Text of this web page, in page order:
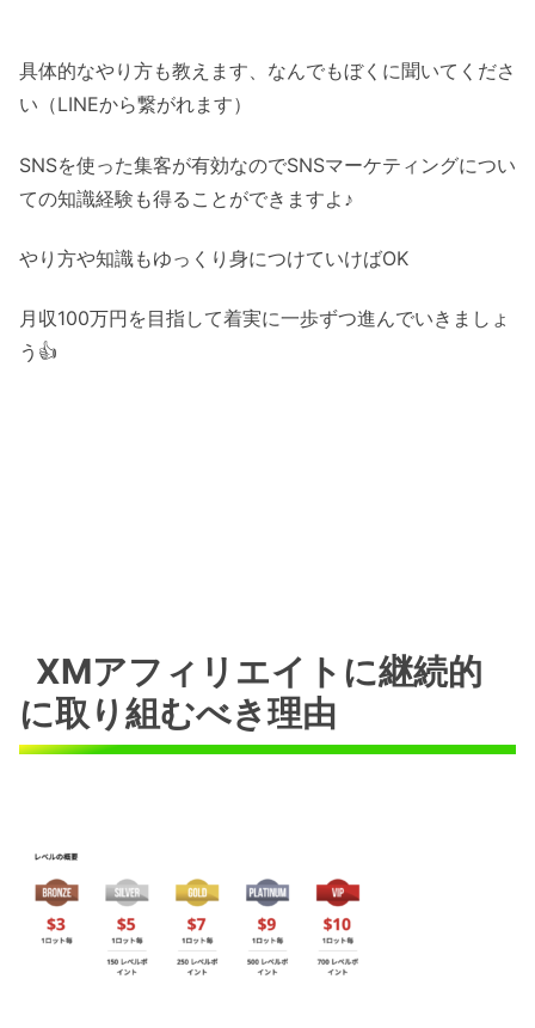
具体的なやり方も教えます、なんでもぼくに聞いてくださ
い（LINEから繋がれます）
SNSを使った集客が有効なのでSNSマーケティングについ
ての知識経験も得ることができますよ♪
やり方や知識もゆっくり身につけていけばOK
月収100万円を目指して着実に一歩ずつ進んでいきましょ
う👍
XMアフィリエイトに継続的
に取り組むべき理由